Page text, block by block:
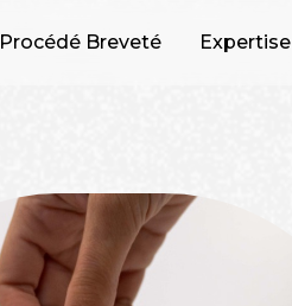
Procédé Breveté Expertise